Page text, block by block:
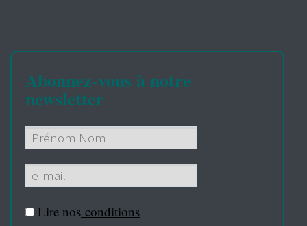
Abonnez-vous à notre
newsletter
Lire nos conditions